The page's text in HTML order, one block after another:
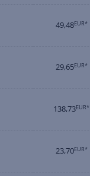
49,48EUR*
29,65EUR*
138,73EUR*
23,70EUR*